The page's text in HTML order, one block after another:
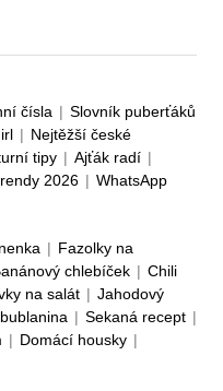
čísla | Slovník puberťáků
| Nejtěžší české
tipy | Ajťák radí |
2026 | WhatsApp
| Fazolky na
chlebíček | Chili
na salát | Jahodový
| Sekaná recept |
| Domácí housky |